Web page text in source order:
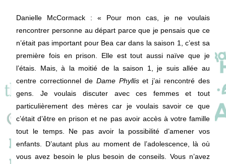
Danielle McCormack : « Pour mon cas, je ne voulais
rencontrer personne au départ parce que je pensais que ce
n’était pas important pour Bea car dans la saison 1, c’est sa
première fois en prison. Elle est tout aussi naïve que je
l’étais. Mais, à la moitié de la saison 1, je suis allée au
centre correctionnel de Dame Phylliset j’ai rencontré des
gens. Je voulais discuter avec ces femmes et tout
particulièrement des mères car je voulais savoir ce que
c’était d’être en prison et ne pas avoir accès à votre famille
tout le temps. Ne pas avoir la possibilité d’amener vos
enfants. D’autant plus au moment de l’adolescence, là où
vous avez besoin le plus besoin de conseils. Vous n’avez